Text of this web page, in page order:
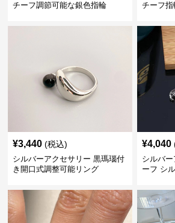
チーフ調節可能な銀色指輪
チーフ
¥3,440 (税込)
シルバーアクセサリー 黒瑪瑙付
き開口式調整可能リング
¥4,040
シルバ
ーフ シ